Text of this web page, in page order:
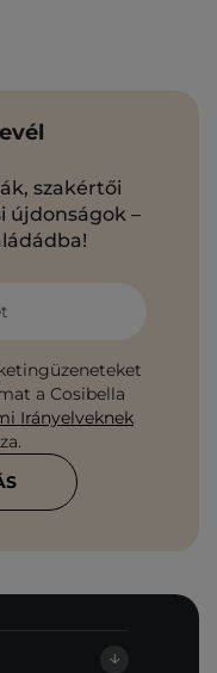
szakértői
újdonságok –
a Cosibella
Irányelveknek